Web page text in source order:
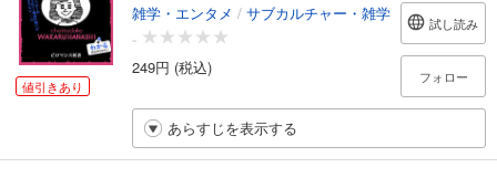
値引きあり
雑学・エンタメ / サブカルチャー・雑学
-
249円 (税込)
試し読み
フォロー
あらすじを表示する